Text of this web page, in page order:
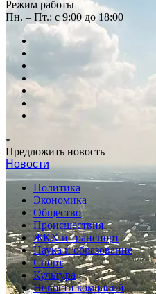
Режим работы
Пн. – Пт.: с 9:00 до 18:00
Предложить новость
Новости
Политика
Экономика
Общество
Происшествия
ЖКХ и транспорт
Наука и образование
Спорт
Культура
Новости компаний